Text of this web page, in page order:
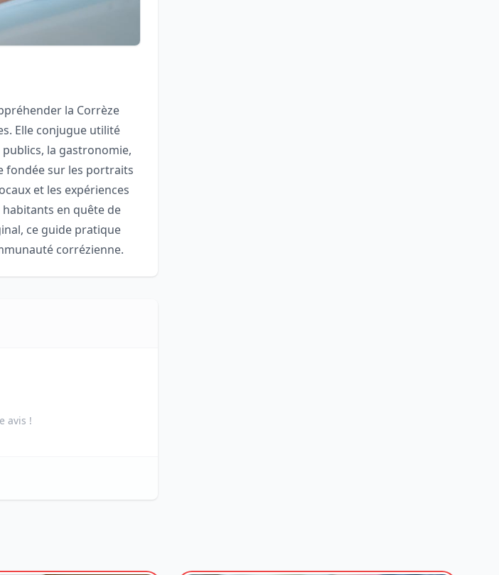
la Corrèze
Elle conjugue utilité
la gastronomie,
fondée sur les portraits
et les expériences
en quête de
ce guide pratique
corrézienne.
avis !